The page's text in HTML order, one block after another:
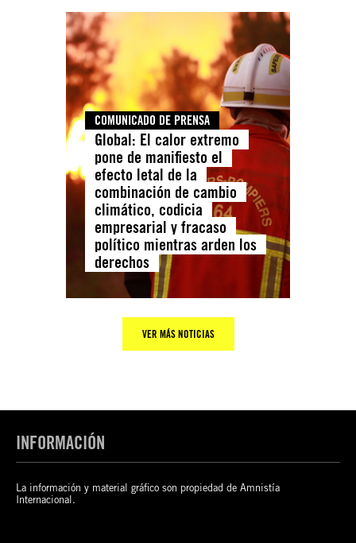
COMUNICADO DE PRENSA
Global: El calor extremo
pone de manifiesto el
efecto letal de la
combinación de cambio
climático, codicia
empresarial y fracaso
político mientras arden los
derechos
VER MÁS NOTICIAS
INFORMACIÓN
La información y material gráfico son propiedad de Amnistía
Internacional.